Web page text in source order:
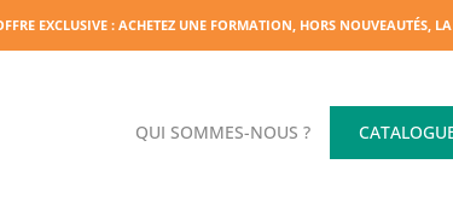
EXCLUSIVE : ACHETEZ UNE FORMATION, HORS NOUVEAUTÉS,
QUI SOMMES-NOUS ?